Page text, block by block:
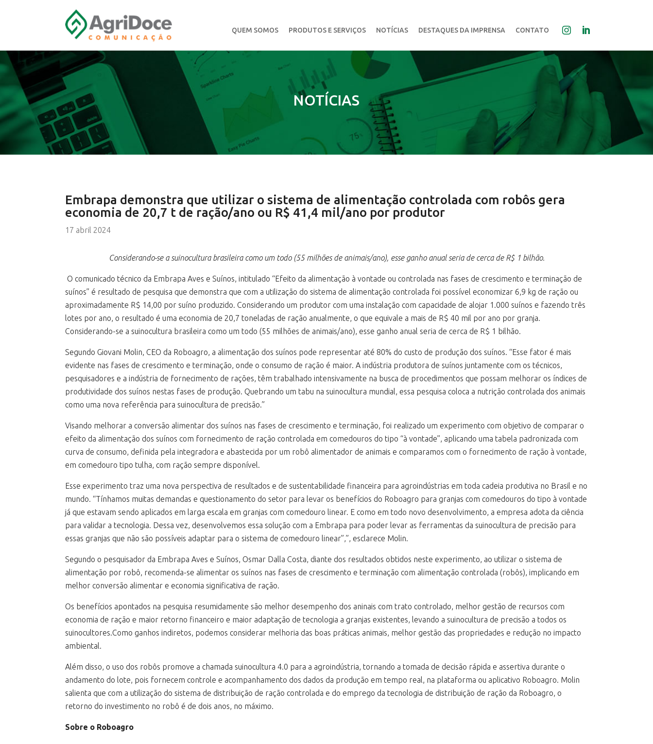
QUEM SOMOS PRODUTOS E SERVIÇOS NOTÍCIAS DESTAQUES DA IMPRENSA CONTATO
NOTÍCIAS
Embrapa demonstra que utilizar o sistema de alimentação controlada com robôs gera
economia de 20,7 t de ração/ano ou R$ 41,4 mil/ano por produtor
17 abril 2024
Considerando-se a suinocultura brasileira como um todo (55 milhões de animais/ano), esse ganho anual seria de cerca de R$ 1 bilhão.
O comunicado técnico da Embrapa Aves e Suínos, intitulado “Efeito da alimentação à vontade ou controlada nas fases de crescimento e terminação de
suínos” é resultado de pesquisa que demonstra que com a utilização do sistema de alimentação controlada foi possível economizar 6,9 kg de ração ou
aproximadamente R$ 14,00 por suíno produzido. Considerando um produtor com uma instalação com capacidade de alojar 1.000 suínos e fazendo três
lotes por ano, o resultado é uma economia de 20,7 toneladas de ração anualmente, o que equivale a mais de R$ 40 mil por ano por granja.
Considerando-se a suinocultura brasileira como um todo (55 milhões de animais/ano), esse ganho anual seria de cerca de R$ 1 bilhão.
Segundo Giovani Molin, CEO da Roboagro, a alimentação dos suínos pode representar até 80% do custo de produção dos suínos. “Esse fator é mais
evidente nas fases de crescimento e terminação, onde o consumo de ração é maior. A indústria produtora de suínos juntamente com os técnicos,
pesquisadores e a indústria de fornecimento de rações, têm trabalhado intensivamente na busca de procedimentos que possam melhorar os índices de
produtividade dos suínos nestas fases de produção. Quebrando um tabu na suinocultura mundial, essa pesquisa coloca a nutrição controlada dos animais
como uma nova referência para suinocultura de precisão.”
Visando melhorar a conversão alimentar dos suínos nas fases de crescimento e terminação, foi realizado um experimento com objetivo de comparar o
efeito da alimentação dos suínos com fornecimento de ração controlada em comedouros do tipo “à vontade”, aplicando uma tabela padronizada com
curva de consumo, definida pela integradora e abastecida por um robô alimentador de animais e comparamos com o fornecimento de ração à vontade,
em comedouro tipo tulha, com ração sempre disponível.
Esse experimento traz uma nova perspectiva de resultados e de sustentabilidade financeira para agroindústrias em toda cadeia produtiva no Brasil e no
mundo. “Tínhamos muitas demandas e questionamento do setor para levar os benefícios do Roboagro para granjas com comedouros do tipo à vontade
já que estavam sendo aplicados em larga escala em granjas com comedouro linear. E como em todo novo desenvolvimento, a empresa adota da ciência
para validar a tecnologia. Dessa vez, desenvolvemos essa solução com a Embrapa para poder levar as ferramentas da suinocultura de precisão para
essas granjas que não são possíveis adaptar para o sistema de comedouro linear”,”, esclarece Molin.
Segundo o pesquisador da Embrapa Aves e Suínos, Osmar Dalla Costa, diante dos resultados obtidos neste experimento, ao utilizar o sistema de
alimentação por robô, recomenda-se alimentar os suínos nas fases de crescimento e terminação com alimentação controlada (robôs), implicando em
melhor conversão alimentar e economia significativa de ração.
Os benefícios apontados na pesquisa resumidamente são melhor desempenho dos aninais com trato controlado, melhor gestão de recursos com
economia de ração e maior retorno financeiro e maior adaptação de tecnologia a granjas existentes, levando a suinocultura de precisão a todos os
suinocultores.Como ganhos indiretos, podemos considerar melhoria das boas práticas animais, melhor gestão das propriedades e redução no impacto
ambiental.
Além disso, o uso dos robôs promove a chamada suinocultura 4.0 para a agroindústria, tornando a tomada de decisão rápida e assertiva durante o
andamento do lote, pois fornecem controle e acompanhamento dos dados da produção em tempo real, na plataforma ou aplicativo Roboagro. Molin
salienta que com a utilização do sistema de distribuição de ração controlada e do emprego da tecnologia de distribuição de ração da Roboagro, o
retorno do investimento no robô é de dois anos, no máximo.
Sobre o Roboagro